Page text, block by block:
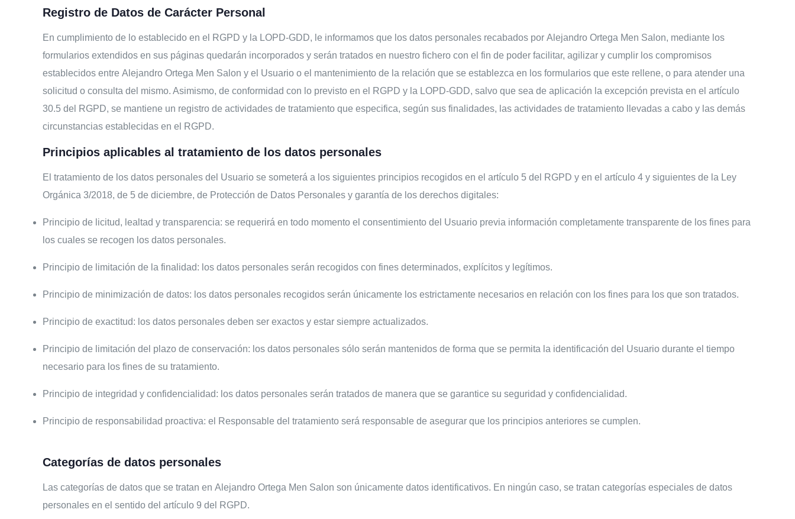
Registro de Datos de Carácter Personal
En cumplimiento de lo establecido en el RGPD y la LOPD-GDD, le informamos que los datos personales recabados por Alejandro Ortega Men Salon, mediante los
formularios extendidos en sus páginas quedarán incorporados y serán tratados en nuestro fichero con el fin de poder facilitar, agilizar y cumplir los compromisos
establecidos entre Alejandro Ortega Men Salon y el Usuario o el mantenimiento de la relación que se establezca en los formularios que este rellene, o para atender una
solicitud o consulta del mismo. Asimismo, de conformidad con lo previsto en el RGPD y la LOPD-GDD, salvo que sea de aplicación la excepción prevista en el artículo
30.5 del RGPD, se mantiene un registro de actividades de tratamiento que especifica, según sus finalidades, las actividades de tratamiento llevadas a cabo y las demás
circunstancias establecidas en el RGPD.
Principios aplicables al tratamiento de los datos personales
El tratamiento de los datos personales del Usuario se someterá a los siguientes principios recogidos en el artículo 5 del RGPD y en el artículo 4 y siguientes de la Ley
Orgánica 3/2018, de 5 de diciembre, de Protección de Datos Personales y garantía de los derechos digitales:
Principio de licitud, lealtad y transparencia: se requerirá en todo momento el consentimiento del Usuario previa información completamente transparente de los fines para
los cuales se recogen los datos personales.
Principio de limitación de la finalidad: los datos personales serán recogidos con fines determinados, explícitos y legítimos.
Principio de minimización de datos: los datos personales recogidos serán únicamente los estrictamente necesarios en relación con los fines para los que son tratados.
Principio de exactitud: los datos personales deben ser exactos y estar siempre actualizados.
Principio de limitación del plazo de conservación: los datos personales sólo serán mantenidos de forma que se permita la identificación del Usuario durante el tiempo
necesario para los fines de su tratamiento.
Principio de integridad y confidencialidad: los datos personales serán tratados de manera que se garantice su seguridad y confidencialidad.
Principio de responsabilidad proactiva: el Responsable del tratamiento será responsable de asegurar que los principios anteriores se cumplen.
Categorías de datos personales
Las categorías de datos que se tratan en Alejandro Ortega Men Salon son únicamente datos identificativos. En ningún caso, se tratan categorías especiales de datos
personales en el sentido del artículo 9 del RGPD.